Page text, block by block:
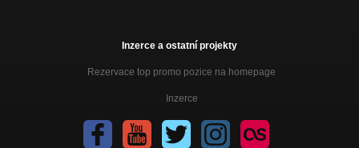
Inzerce a ostatní projekty
Rezervace top promo pozice na homepage
Inzerce